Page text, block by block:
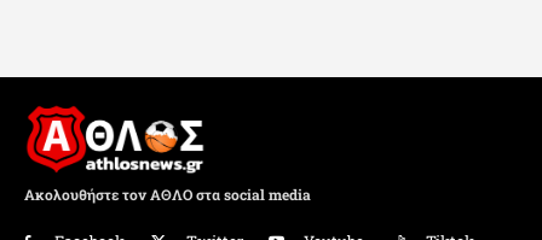
Ακολουθήστε τον ΑΘΛΟ στα social media